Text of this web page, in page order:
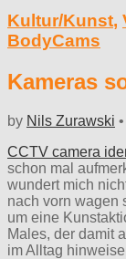
Kultur/Kunst,
BodyCams
Kameras
by Nils Zurawski •
CCTV camera
schon mal
wundert mich
nach vorn wagen
um eine
Males, der damit
im Alltag